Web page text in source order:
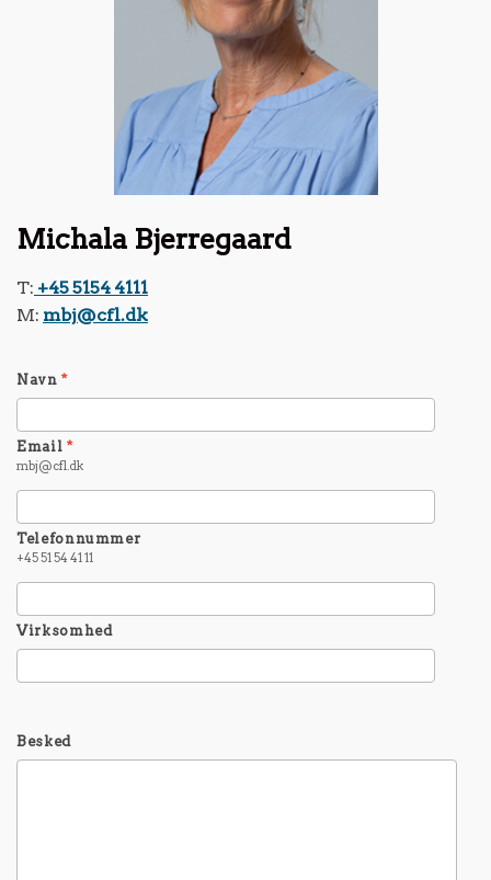
Michala Bjerregaard
T: +45 5154 4111
M: mbj@cfl.dk
Navn*
Email *
mbj@cfl.dk
Telefonnummer
+45 51 54 41 11
Virksomhed
Besked